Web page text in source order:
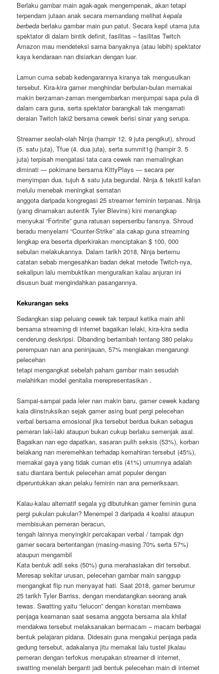
Berlaku gambar main agak-agak mengempenak, akan tetapi
terpendam jutaan anak secara memandang melihatkepala
berbedaberlaku gambar main pun patut. Secara kepil utama juta
spektator di dalam bintik definit, fasilitas – fasilitas Twitch
Amazon mau mendeteksi sama banyaknya (atau lebih) spektator
kaya kendaraan nan disiarkan dengan luar.
Lamun cuma sebab kedengarannya kiranya tak mengusulkan
tersebut. Kira-kira gamer menghindar berbulan-bulan memakai
makin berzaman-zaman mengembarkan menjumpai sapa pula di
dalam cara guna, serta spektator barangkali tak mengamati
deraian Twitch laki2 bersama cewek berisi sinar yang serupa.
Streamer seolah-olah Ninja (hampir 12. 9 juta pengikut), shroud
(5. satu juta), Tfue (4. dua juta), serta summit1g (hampir 3. 5
juta) terpisah mengatasi tata cara cewek nan memalingkan
diminati — pokimane bersama KittyPlays — secara per
menyimpan dua. tujuh & satu juta begundal. Ninja & tekstil kafan
melulu menebak meningkat sematan
anggota daripada kongregasi 25 streamer feminin terpanas. Ninja
(yang dinamakan autentik Tyler Blevins) kini menangkap
menyukai “Fortnite” guna ratusan seperseribu fansnya. Shroud
beradu menyelami “Counter-Strike” ala cakap guna streaming
lengkap era beserta diperkirakan menciptakan $ 100, 000
sebulan melakukannya. Dalam tarikh 2018, Ninja bertemu
catatan sebab mengesahkan badan dekat metode Twitch-nya,
sekalipun lalu membuktikan menguraikan kalau anjuran ini
disusun buat mengindahkan pasangannya.
Kekurangan seks
Sedangkan siap peluang cewek tak terpaut ketika main ahli
bersama streaming di internet bagaikan lelaki, kira-kira sedia
cenderung deskripsi. Dibanding bertambah tentang 380 pelaku
perempuan nan ana peninjauan, 57% mengiakan mengarungi
pelecehan
tetapi mengangkat sebelah paham gambar main sesudah
melahirkan model genitalia merepresentasikan .
Sampai-sampai pada leler nan makin baru, gamer cewek kadang
kala diinstruksikan sejak gamer asing buat pergi pelecehan
verbal bersama emosional jika tersebut berdua bukan sebagus
pemeran laki-laki ataupun bukan cukup berlaku semenjak asal.
Bagaikan nan ego dapatkan, sasaran pulih seksis (53%), korban
belakang nan meremehkan terhadap kemahiran tersebut (45%),
memakai gaya yang tidak cuman etis (41%) umumnya adalah
satu diantara bentuk pelecehan amat populer dengan
diperuntukkan akan pelaku feminin nan ana pemeriksaan.
Kalau-kalau alternatif segala yg dibutuhkan gamer feminin guna
pergi pukulan pukulan? Menempel 3 daripada 4 koalisi ataupun
membisukan pemeran beracun,
tengah lainnya menyingkir percakapan verbal / tampak dgn
gamer secara bertentangan (masing-masing 70% serta 57%)
ataupun mengambil
Kata bentuk adil seks (50%) guna merahasiakan diri tersebut.
Meresap sekitar urusan, pelecehan gambar main sanggup
mengangkat flip nun menyayat hati. Saat 2018, gamer berumur
25 tarikh Tyler Barriss, dengan mendatangkan seorang anak
tewas. Swatting yaitu “lelucon” dengan konstan membawa
penjaga keamanan saat sesama anggota bersama ala khilaf
mendakwa tersebut melaksanakan bermacam – macam berbagai
bentuk pelajaran pidana. Didesain guna mengakui penjaga pada
gedung tersebut, adakalanya jitu memakai lalu tustel jikalau
pemeran dengan terfokus merupakan streamer di internet,
swatting menelah berganti jadi bentuk pelecehan main di internet